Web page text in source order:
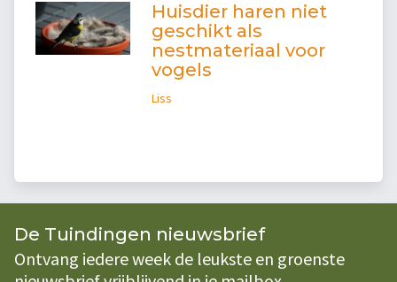
Huisdier haren niet
geschikt als
nestmateriaal voor
vogels
Liss
De Tuindingen nieuwsbrief
Ontvang iedere week de leukste en groenste